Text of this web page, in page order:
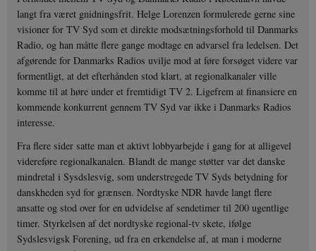
langt fra været gnidningsfrit. Helge Lorenzen formulerede gerne sine
visioner for TV Syd som et direkte modsætningsforhold til Danmarks
Radio, og han måtte flere gange modtage en advarsel fra ledelsen. Det
afgørende for Danmarks Radios uvilje mod at føre forsøget videre var
formentligt, at det efterhånden stod klart, at regionalkanaler ville
komme til at høre under et fremtidigt TV 2. Ligefrem at finansiere en
kommende konkurrent gennem TV Syd var ikke i Danmarks Radios
interesse.
Fra flere sider satte man et aktivt lobbyarbejde i gang for at alligevel
videreføre regionalkanalen. Blandt de mange støtter var det danske
mindretal i Sysdslesvig, som understregede TV Syds betydning for
danskheden syd for grænsen. Nordtyske NDR havde langt flere
ansatte og stod over for en udvidelse af sendetimer til 200 ugentlige
timer. Styrkelsen af det nordtyske regional-tv skete, ifølge
Sydslesvigsk Forening, ud fra en erkendelse af, at man i moderne